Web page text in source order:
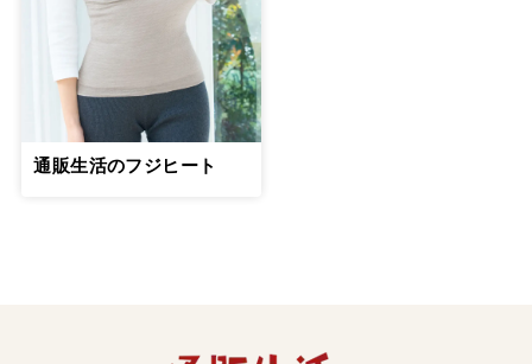
通販生活のフジヒート